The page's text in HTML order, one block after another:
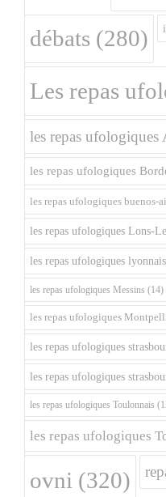
débats (280)
Les repas
les repas ufologiques
les repas ufologiques
les repas ufologiques buenos-
les repas ufologiques Lons-
les repas ufologiques lyonnais
les repas ufologiques Messins (14)
les repas ufologiques
les repas ufologiques
les repas ufologiques
les repas ufologiques Toulonnais
les repas ufologiques
ovni (320)